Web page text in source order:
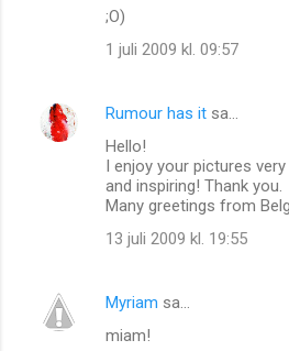
;O)
1 juli 2009 kl. 09:57
Rumour has it sa…
Hello!
I enjoy your pictures
and inspiring! Thank you.
Many greetings from
13 juli 2009 kl. 19:55
Myriam sa…
miam!